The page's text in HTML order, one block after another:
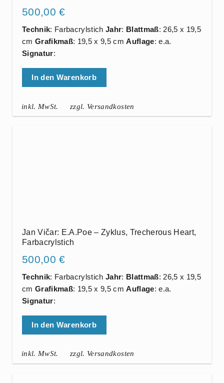
500,00€
Technik: FarbacrylstichJahr: Blattmaß: 26,5 x 19,5
cm Grafikmaß: 19,5 x 9,5 cmAuflage: e.a.
Signatur:
In den Warenkorb
inkl. MwSt. zzgl. Versandkosten
Jan Vičar: E.A.Poe – Zyklus, Trecherous Heart,
Farbacrylstich
500,00€
Technik: FarbacrylstichJahr: Blattmaß: 26,5 x 19,5
cm Grafikmaß: 19,5 x 9,5 cmAuflage: e.a.
Signatur:
In den Warenkorb
inkl. MwSt. zzgl. Versandkosten